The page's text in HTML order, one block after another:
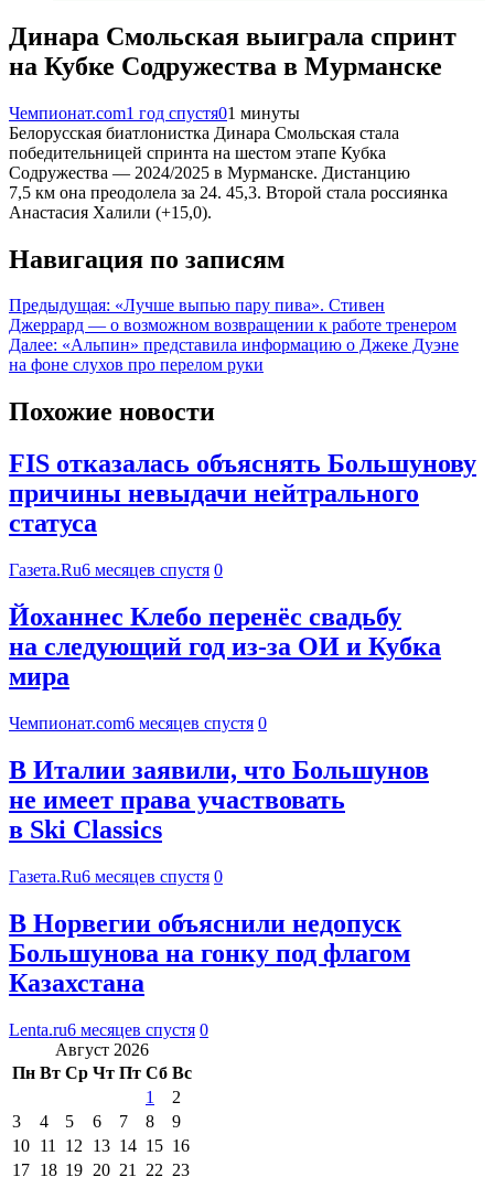
Динара Смольская выиграла спринт
на Кубке Содружества в Мурманске
Чемпионат.com1 год спустя01 минуты
Белорусская биатлонистка Динара Смольская стала
победительницей спринта на шестом этапе Кубка
Содружества — 2024/2025 в Мурманске. Дистанцию
7,5 км она преодолела за 24. 45,3. Второй стала россиянка
Анастасия Халили (+15,0).
Навигация по записям
Предыдущая: «Лучше выпью пару пива». Стивен
Джеррард — о возможном возвращении к работе тренером
Далее: «Альпин» представила информацию о Джеке Дуэне
на фоне слухов про перелом руки
Похожие новости
FIS отказалась объяснять Большунову
причины невыдачи нейтрального
статуса
Газета.Ru6 месяцев спустя 0
Йоханнес Клебо перенёс свадьбу
на следующий год из-за ОИ и Кубка
мира
Чемпионат.com6 месяцев спустя 0
В Италии заявили, что Большунов
не имеет права участвовать
в Ski Classics
Газета.Ru6 месяцев спустя 0
В Норвегии объяснили недопуск
Большунова на гонку под флагом
Казахстана
Lenta.ru6 месяцев спустя 0
Август 2026
Пн Вт Ср Чт Пт Сб Вс
1
2
3
4 5 6 7 8
9
10 11 12 13 14 15 16
17 18 19 20 21 22 23